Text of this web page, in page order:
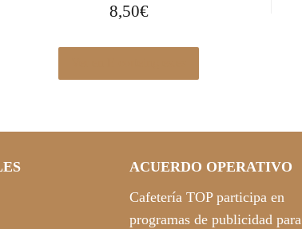
8,50€
ACUERDO OPERATIVO
Cafetería TOP participa en
programas de publicidad para